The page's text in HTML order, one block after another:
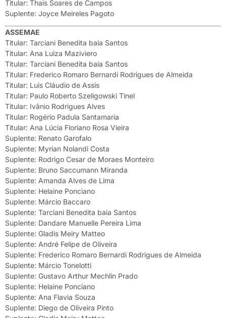
Titular: Thais Soares de Campos
Suplente: Joyce Meireles Pagoto
ASSEMAE
Titular: Tarciani Benedita baia Santos
Titular: Ana Luiza Maziviero
Titular: Tarciani Benedita baia Santos
Titular: Frederico Romaro Bernardi Rodrigues de Almeida
Titular: Luis Cláudio de Assis
Titular: Paulo Roberto Szeligowski Tinel
Titular: Ivânio Rodrigues Alves
Titular: Rogério Padula Santamaria
Titular: Ana Lúcia Floriano Rosa Vieira
Suplente: Renato Garofalo
Suplente: Myrian Nolandi Costa
Suplente: Rodrigo Cesar de Moraes Monteiro
Suplente: Bruno Saccumann Miranda
Suplente: Amanda Alves de Lima
Suplente: Helaine Ponciano
Suplente: Márcio Baccaro
Suplente: Tarciani Benedita baia Santos
Suplente: Dandare Manuelle Pereira Lima
Suplente: Gladis Meiry Matteo
Suplente: André Felipe de Oliveira
Suplente: Frederico Romaro Bernardi Rodrigues de Almeida
Suplente: Márcio Tonelotti
Suplente: Gustavo Arthur Mechlin Prado
Suplente: Helaine Ponciano
Suplente: Ana Flavia Souza
Suplente: Diego de Oliveira Pinto